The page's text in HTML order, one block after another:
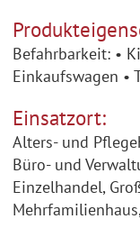
Befahrbarkeit: •
Einkaufswagen •
Einsatzort:
Alters- und
Büro- und
Einzelhandel,
Mehrfamilienhaus